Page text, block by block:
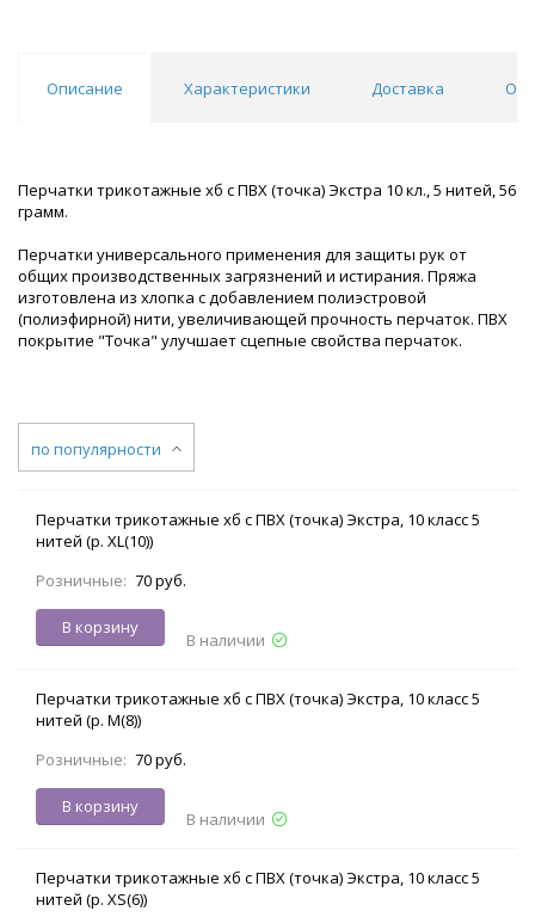
Описание Характеристики Доставка
Перчатки трикотажные хб с ПВХ (точка) Экстра 10 кл., 5 нитей, 56
грамм.
Перчатки универсального применения для защиты рук от
общих производственных загрязнений и истирания. Пряжа
изготовлена из хлопка с добавлением полиэстровой
(полиэфирной) нити, увеличивающей прочность перчаток. ПВХ
покрытие "Точка" улучшает сцепные свойства перчаток.
по популярности
Перчатки трикотажные хб с ПВХ (точка) Экстра, 10 класс 5
нитей (р. XL(10))
Розничные: 70 руб.
В корзину
В наличии
Перчатки трикотажные хб с ПВХ (точка) Экстра, 10 класс 5
нитей (р. M(8))
Розничные: 70 руб.
В корзину
В наличии
Перчатки трикотажные хб с ПВХ (точка) Экстра, 10 класс 5
нитей (р. XS(6))